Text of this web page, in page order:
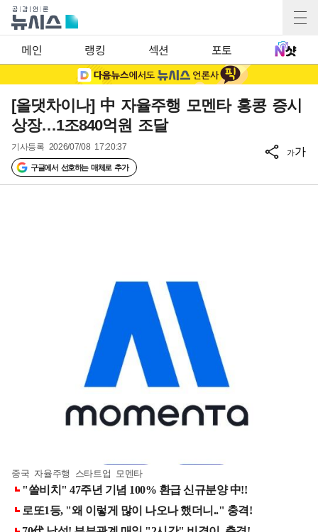
메인 랭킹 섹션 포토
[올댓차이나] 中 자율주행 모멘타 홍콩 증시
상장…1조840억원 조달
기사등록 2026/07/08 17:20:37
구글에서 선호하는 매체로 추가
가가
중국 자율주행 스타트업 모멘타